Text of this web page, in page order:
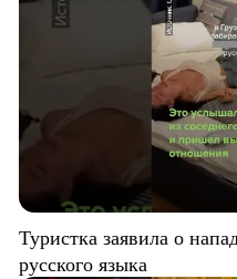
Туристка заявила о
русского языка